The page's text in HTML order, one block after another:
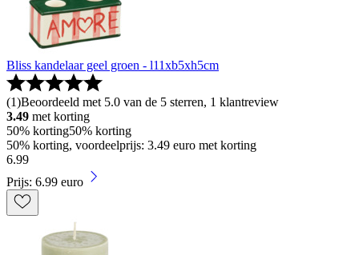
Bliss kandelaar geel groen - l11xb5xh5cm
(1)Beoordeeld met 5.0 van de 5 sterren, 1 klantreview
3.49 met korting
50% korting50% korting
50% korting, voordeelprijs: 3.49 euro met korting
6.99
Prijs: 6.99 euro